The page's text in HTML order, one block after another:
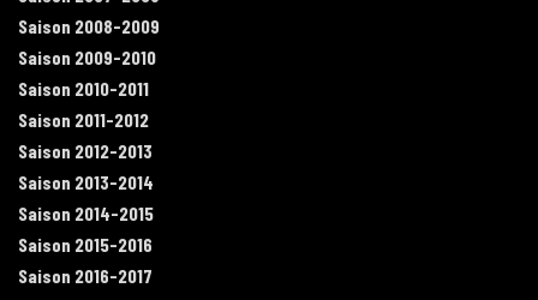
Saison 2008-2009
Saison 2009-2010
Saison 2010-2011
Saison 2011-2012
Saison 2012-2013
Saison 2013-2014
Saison 2014-2015
Saison 2015-2016
Saison 2016-2017